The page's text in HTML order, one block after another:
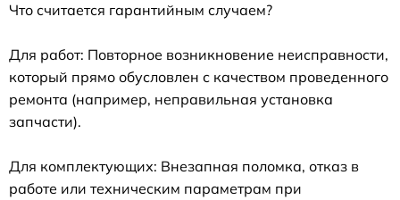
Что считается гарантийным случаем?
Для работ: Повторное возникновение неисправности,
который прямо обусловлен с качеством проведенного
ремонта (например, неправильная установка
запчасти).
Для комплектующих: Внезапная поломка, отказ в
работе или техническим параметрам при